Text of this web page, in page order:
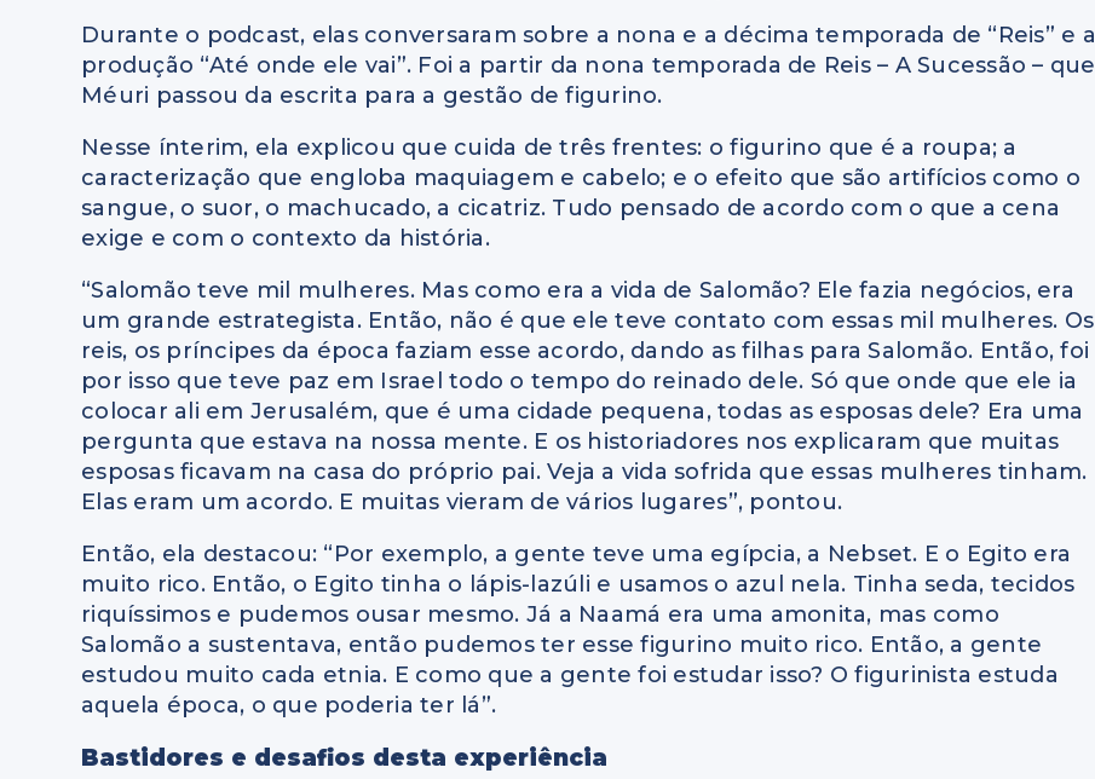
Durante o podcast, elas conversaram sobre a nona e a décima temporada de “Reis” e a
produção “Até onde ele vai”. Foi a partir da nona temporada de Reis – A Sucessão – que
Méuri passou da escrita para a gestão de figurino.
Nesse ínterim, ela explicou que cuida de três frentes: o figurino que é a roupa; a
caracterização que engloba maquiagem e cabelo; e o efeito que são artifícios como o
sangue, o suor, o machucado, a cicatriz. Tudo pensado de acordo com o que a cena
exige e com o contexto da história.
“Salomão teve mil mulheres. Mas como era a vida de Salomão? Ele fazia negócios, era
um grande estrategista. Então, não é que ele teve contato com essas mil mulheres. Os
reis, os príncipes da época faziam esse acordo, dando as filhas para Salomão. Então, foi
por isso que teve paz em Israel todo o tempo do reinado dele. Só que onde que ele ia
colocar ali em Jerusalém, que é uma cidade pequena, todas as esposas dele? Era uma
pergunta que estava na nossa mente. E os historiadores nos explicaram que muitas
esposas ficavam na casa do próprio pai. Veja a vida sofrida que essas mulheres tinham.
Elas eram um acordo. E muitas vieram de vários lugares”, pontou.
Então, ela destacou: “Por exemplo, a gente teve uma egípcia, a Nebset. E o Egito era
muito rico. Então, o Egito tinha o lápis-lazúli e usamos o azul nela. Tinha seda, tecidos
riquíssimos e pudemos ousar mesmo. Já a Naamá era uma amonita, mas como
Salomão a sustentava, então pudemos ter esse figurino muito rico. Então, a gente
estudou muito cada etnia. E como que a gente foi estudar isso? O figurinista estuda
aquela época, o que poderia ter lá”.
Bastidores e desafios desta experiência